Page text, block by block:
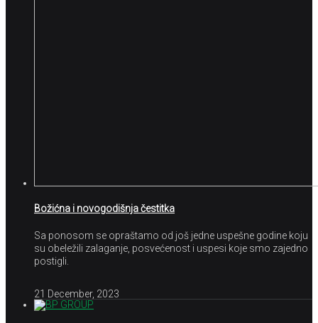
Božićna i novogodišnja čestitka
Sa ponosom se opraštamo od još jedne uspešne godine koju
su obeležili zalaganje, posvećenost i uspesi koje smo zajedno
postigli.
21 December, 2023